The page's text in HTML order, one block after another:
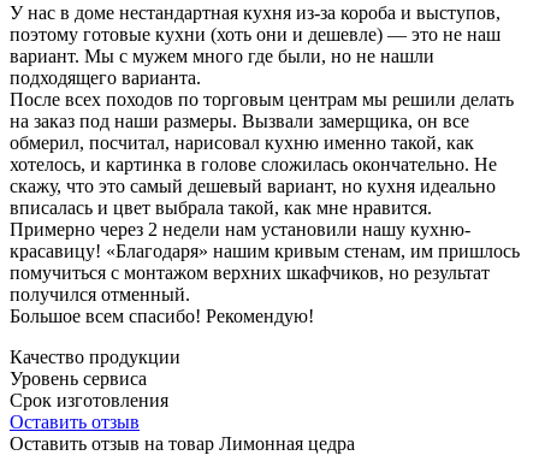
У нас в доме нестандартная кухня из-за короба и выступов,
поэтому готовые кухни (хоть они и дешевле) — это не наш
вариант. Мы с мужем много где были, но не нашли
подходящего варианта.
После всех походов по торговым центрам мы решили делать
на заказ под наши размеры. Вызвали замерщика, он все
обмерил, посчитал, нарисовал кухню именно такой, как
хотелось, и картинка в голове сложилась окончательно. Не
скажу, что это самый дешевый вариант, но кухня идеально
вписалась и цвет выбрала такой, как мне нравится.
Примерно через 2 недели нам установили нашу кухню-
красавицу! «Благодаря» нашим кривым стенам, им пришлось
помучиться с монтажом верхних шкафчиков, но результат
получился отменный.
Большое всем спасибо! Рекомендую!
Качество продукции
Уровень сервиса
Срок изготовления
Оставить отзыв
Оставить отзыв на товар Лимонная цедра